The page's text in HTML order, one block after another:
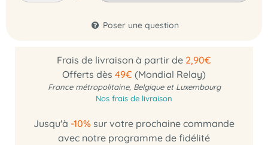
Poser une question
Frais de livraison à partir de 2,90€
Offerts dès 49€ (Mondial Relay)
France métropolitaine, Belgique et Luxembourg
Nos frais de livraison
Jusqu'à -10% sur votre prochaine commande
avec notre programme de fidélité